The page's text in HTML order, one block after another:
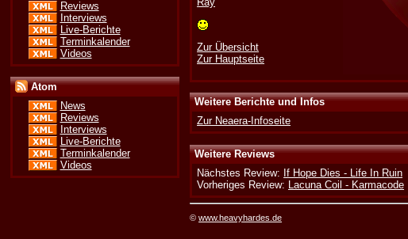
Reviews
Interviews
Live-Berichte
Terminkalender
Videos
Atom
News
Reviews
Interviews
Live-Berichte
Terminkalender
Videos
Zur Übersicht
Zur Hauptseite
Weitere Berichte und Infos
Zur Neaera-Infoseite
Weitere Reviews
Nächstes Review: If Hope Dies - Life In Ruin
Vorheriges Review: Lacuna Coil - Karmacode
©www.heavyhardes.de